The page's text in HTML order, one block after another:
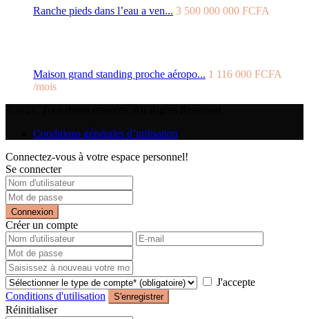
Ranche pieds dans l’eau a ven... 3 500 000 000 FCFA
Maison grand standing proche aéropo... 1 116 000 FCFA
/mois
Conditions générales d’utilisation
Connectez-vous à votre espace personnel!
Se connecter
Connexion
Créer un compte
J'accepte
Conditions d'utilisation
S'enregistrer
Réinitialiser